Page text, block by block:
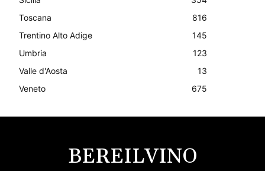
Toscana
816
Trentino Alto Adige
145
Umbria
123
Valle d'Aosta
13
Veneto
675
BEREILVINO